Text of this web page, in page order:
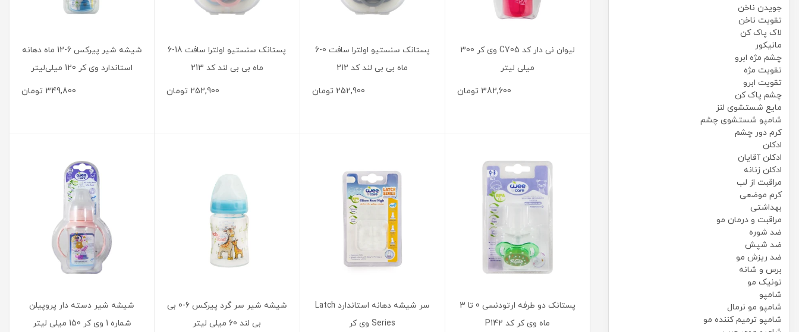
جویدن ناخن
تقویت ناخن
لاک پاک کن
مانیکور
چشم مژه ابرو
تقویت مژه
تقویت ابرو
چشم پاک کن
مایع شستشوی لنز
شامپو شستشوی چشم
کرم دور چشم
ادکلن
ادکلن آقایان
ادکلن زنانه
مراقبت از لب
کرم موضعی
بهداشتی
مراقبت و درمان مو
ضد شوره
ضد شپش
ضد ریزش مو
برس و شانه
تونیک مو
شامپو
شامپو مو نرمال
شامپو ترمیم کننده مو
لیوان نی دار کد C705 وی کر 300
میلی لیتر
382,600 تومان
پستانک سنستیو اولترا سافت 0-6
ماه بی بی لند کد 212
252,900 تومان
پستانک سنستیو اولترا سافت 18-6
ماه بی بی لند کد 213
252,900 تومان
شیشه شیر پیرکس 6-12 ماه دهانه
استاندارد وی کر 120 میلی‌لیتر
349,800 تومان
پستانک دو طرفه ارتودنسی 0 تا 3
ماه وی کر کد P142
سر شیشه دهانه استاندارد Latch
Series وی کر
شیشه شیر سر گرد پیرکس 6-0 بی
بی لند 60 میلی لیتر
شیشه شیر دسته دار پروپیلن
شماره 1 وی کر 150 میلی لیتر